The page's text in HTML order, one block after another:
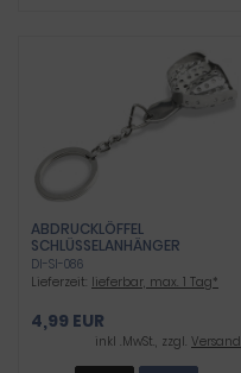
ABDRUCKLÖFFEL
SCHLÜSSELANHÄNGER
DI-SI-086
Lieferzeit: lieferbar, max. 1 Tag*
4,99 EUR
inkl .MwSt., zzgl. Versand